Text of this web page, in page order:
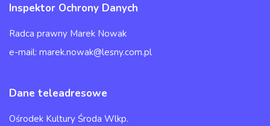
Inspektor Ochrony Danych
Radca prawny Marek Nowak
e-mail: marek.nowak@lesny.com.pl
Dane teleadresowe
Ośrodek Kultury Środa Wlkp.